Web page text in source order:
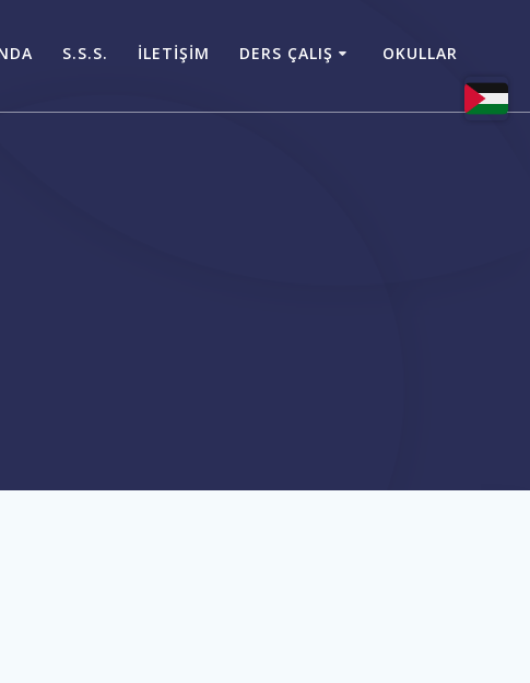
S.S.S. İLETİŞİM DERS ÇALIŞ OKULLAR